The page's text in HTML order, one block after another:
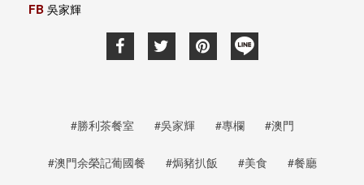
FB 吳家輝
#勝利茶餐室 #吳家輝 #專欄 #澳門
#澳門余榮記葡國餐 #焗豬扒飯 #美食 #餐廳